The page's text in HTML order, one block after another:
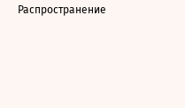
Распространение